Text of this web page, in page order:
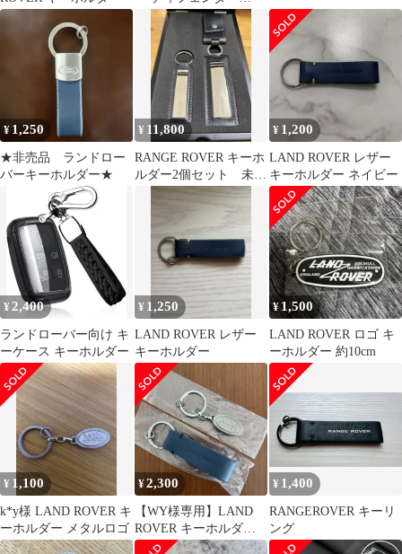
110【LD系】レザーキ
ーホルダー
¥ 1,250
★非売品 ランドロー
バーキーホルダー★
¥ 11,800
RANGE ROVER キーホ
ルダー2個セット 未使
¥ 1,200
LAND ROVER レザー
キーホルダー ネイビー
¥ 2,400
ランドローバー向け キ
ーケース キーホルダー
¥ 1,250
LAND ROVER レザー
キーホルダー
¥1,500
LAND ROVER ロゴ キ
ーホルダー 約10cm
¥ 1,100
k*y様 LAND ROVER キ
ーホルダー メタルロゴ
¥2,300
【WY様専用】LAND
ROVER キーホルダ
ー 2個セット
¥ 1,400
RANGEROVER キーリ
ング